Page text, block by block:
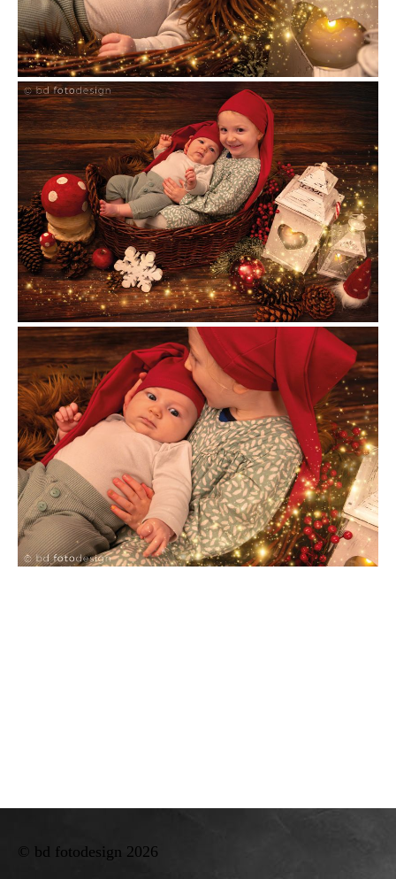
© bd fotodesign 2026